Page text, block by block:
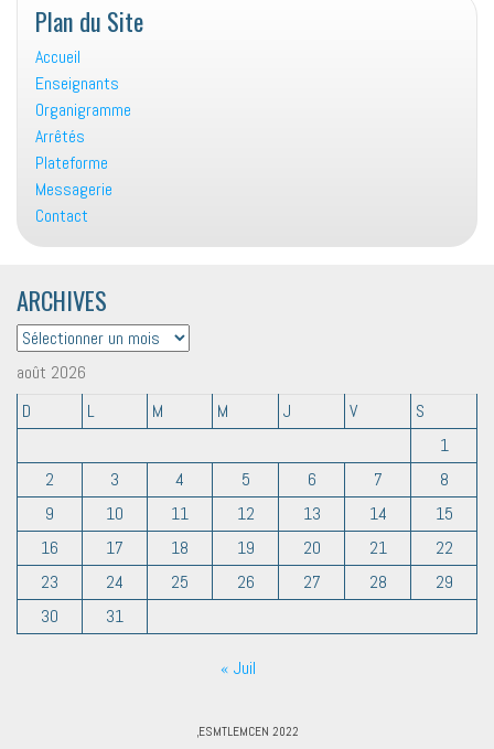
Plan du Site
Accueil
Enseignants
Organigramme
Arrêtés
Plateforme
Messagerie
Contact
ARCHIVES
ARCHIVES
août 2026
D
L M M J V
S
1
2
3 4 5 6 7
8
9
10 11 12 13 14
15
16
17 18 19 20 21
22
23
24 25 26 27 28
29
30
31
« Juil
,ESMTLEMCEN 2022